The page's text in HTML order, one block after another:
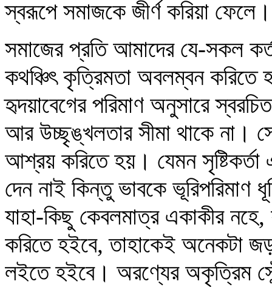
স্বরূপে সমাজকে জীর্ণ করিয়া ফেলে।
সমাজের প্রতি আমাদের যে-সকল
কথঞ্চিৎ কৃত্রিমতা অবলম্বন করিতে
হৃদয়াবেগের পরিমাণ অনুসারে
আর উচ্ছৃঙ্খলতার সীমা থাকে না।
আশ্রয় করিতে হয়। যেমন সৃষ্টিকর্তা
দেন নাই কিন্তু ভাবকে ভূরিপরিমাণ
যাহা-কিছু কেবলমাত্র একাকীর নহে,
করিতে হইবে, তাহাকেই অনেকটা
লইতে হইবে। অরণ্যের অকৃত্রিম